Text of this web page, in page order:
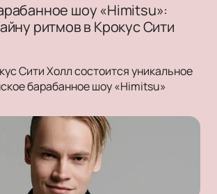
шоу «Himitsu»:
ритмов в Крокус Сити
Сити Холл состоится уникальное
барабанное шоу «Himitsu»